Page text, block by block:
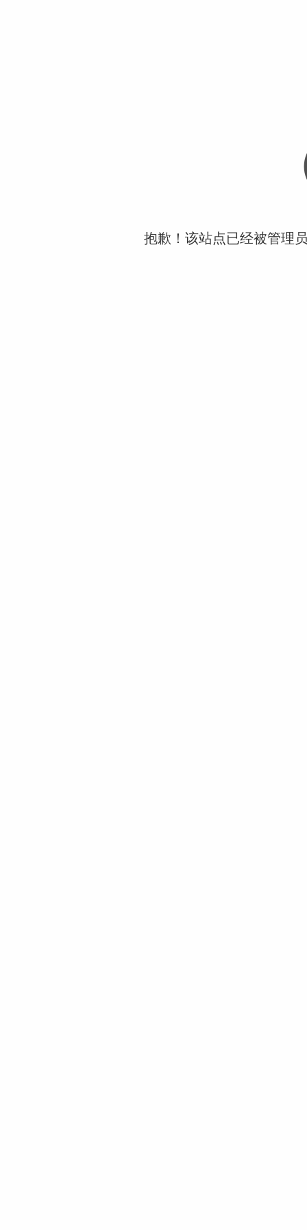
抱歉！该站点已经被管理